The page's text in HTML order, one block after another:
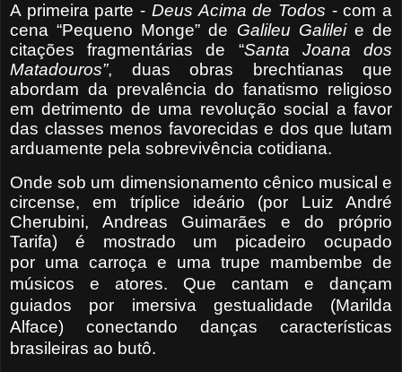
A primeira parte - Deus Acima de Todos - com a
cena “Pequeno Monge” de Galileu Galileie de
citações fragmentárias de “Santa Joana dos
Matadouros”, duas obras brechtianas que
abordam da prevalência do fanatismo religioso
em detrimento de uma revolução social a favor
das classes menos favorecidas e dos que lutam
arduamente pela sobrevivência cotidiana.
Onde sob um dimensionamento cênico musical e
circense, em tríplice ideário (por Luiz André
Cherubini, Andreas Guimarães e do próprio
Tarifa) é mostrado um picadeiro ocupado
por uma carroça e uma trupe mambembe de
músicos e atores. Que cantam e dançam
guiados por imersiva gestualidade (Marilda
Alface) conectando danças características
brasileiras ao butô.